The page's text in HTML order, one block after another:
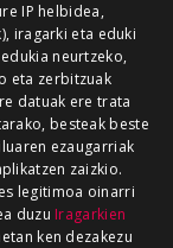
IP helbidea,
iragarki eta eduki
neurtzeko,
eta zerbitzuak
datuak ere trata
besteak beste
ezaugarriak
zaizkio.
legitimoa oinarri
duzu Iragarkien
ken dezakezu